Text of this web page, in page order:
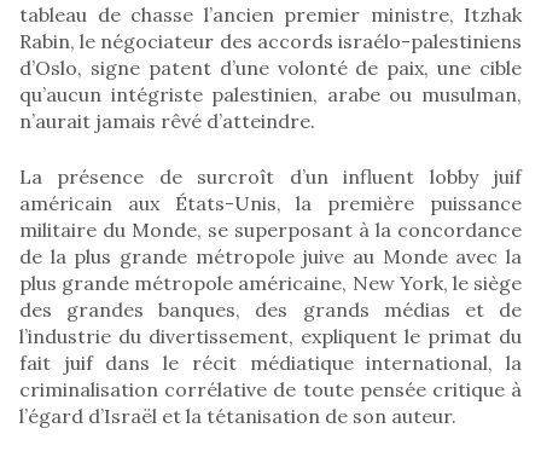
tableau de chasse l’ancien premier ministre, Itzhak
Rabin, le négociateur des accords israélo-palestiniens
d’Oslo, signe patent d’une volonté de paix, une cible
qu’aucun intégriste palestinien, arabe ou musulman,
n’aurait jamais rêvé d’atteindre.
La présence de surcroît d’un influent lobby juif
américain aux États-Unis, la première puissance
militaire du Monde, se superposant à la concordance
de la plus grande métropole juive au Monde avec la
plus grande métropole américaine, New York, le siège
des grandes banques, des grands médias et de
l’industrie du divertissement, expliquent le primat du
fait juif dans le récit médiatique international, la
criminalisation corrélative de toute pensée critique à
l’égard d’Israël et la tétanisation de son auteur.